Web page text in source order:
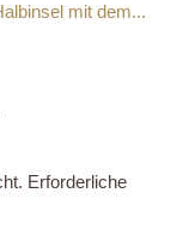
mit dem...
Erforderliche